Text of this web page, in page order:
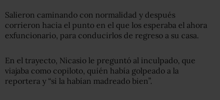
Salieron caminando con normalidad y después
corrieron hacia el punto en el que los esperaba el ahora
exfuncionario, para conducirlos de regreso a su casa.
En el trayecto, Nicasio le preguntó al inculpado, que
viajaba como copiloto, quién había golpeado a la
reportera y “si la habían madreado bien”.